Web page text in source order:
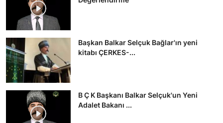
Başkan Balkar Selçuk Bağlar'ın yeni
kitabı ÇERKES-...
B Ç K Başkanı Balkar Selçuk'un Yeni
Adalet Bakanı ...